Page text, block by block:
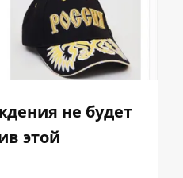
не будет
этой